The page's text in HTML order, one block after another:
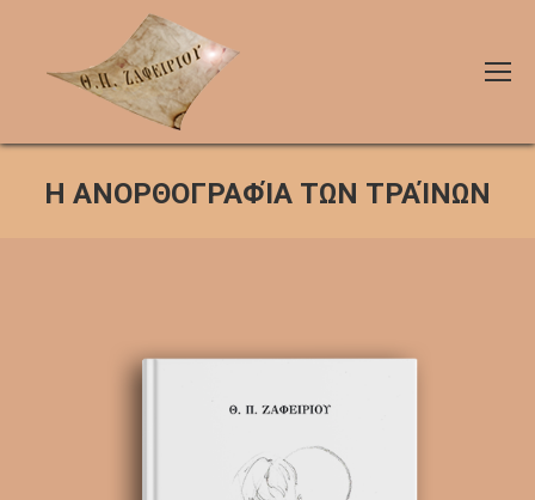
Η ΑΝΟΡΘΟΓΡΑΦΊΑ ΤΩΝ ΤΡΑΊΝΩΝ